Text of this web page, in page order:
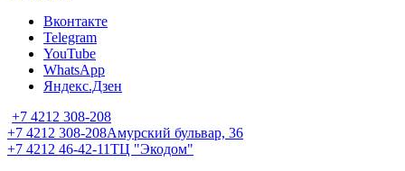
Вконтакте
Telegram
YouTube
WhatsApp
Яндекс.Дзен
+7 4212 308-208
+7 4212 308-208Амурский бульвар, 36
+7 4212 46-42-11ТЦ "Экодом"